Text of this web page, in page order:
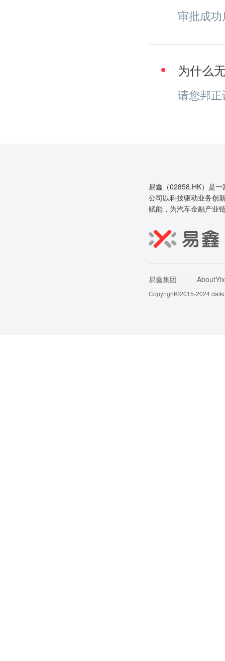
审批成
为什么
请您邦
易鑫（02858.HK）是
公司以科技驱动业务创
赋能，为汽车金融产业
易鑫集团
Copyright©2015-2024